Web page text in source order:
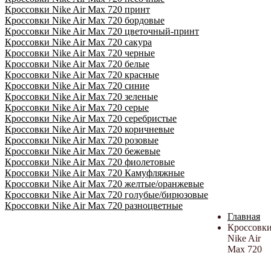
Кроссовки Nike Air Max 720 принт
Кроссовки Nike Air Max 720 бордовые
Кроссовки Nike Air Max 720 цветочный-принт
Кроссовки Nike Air Max 720 сакура
Кроссовки Nike Air Max 720 черные
Кроссовки Nike Air Max 720 белые
Кроссовки Nike Air Max 720 красные
Кроссовки Nike Air Max 720 синие
Кроссовки Nike Air Max 720 зеленые
Кроссовки Nike Air Max 720 серые
Кроссовки Nike Air Max 720 серебристые
Кроссовки Nike Air Max 720 коричневые
Кроссовки Nike Air Max 720 розовые
Кроссовки Nike Air Max 720 бежевые
Кроссовки Nike Air Max 720 фиолетовые
Кроссовки Nike Air Max 720 Камуфляжные
Кроссовки Nike Air Max 720 желтые/оранжевые
Кроссовки Nike Air Max 720 голубые/бирюзовые
Кроссовки Nike Air Max 720 разноцветные
Главная
Nike Air
Max 720